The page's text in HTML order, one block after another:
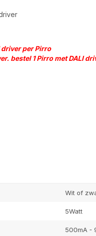
per Pirro
bestel 1 Pirro met DALI
Wit of
5Watt
500mA -